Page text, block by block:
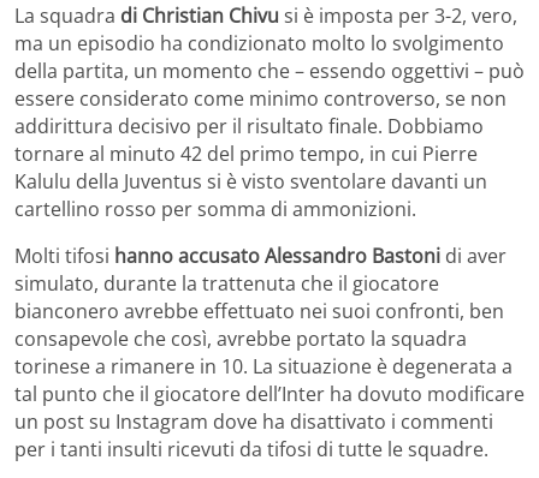
La squadra di Christian Chivu si è imposta per 3-2, vero,
ma un episodio ha condizionato molto lo svolgimento
della partita, un momento che – essendo oggettivi – può
essere considerato come minimo controverso, se non
addirittura decisivo per il risultato finale. Dobbiamo
tornare al minuto 42 del primo tempo, in cui Pierre
Kalulu della Juventus si è visto sventolare davanti un
cartellino rosso per somma di ammonizioni.
Molti tifosi hanno accusato Alessandro Bastoni di aver
simulato, durante la trattenuta che il giocatore
bianconero avrebbe effettuato nei suoi confronti, ben
consapevole che così, avrebbe portato la squadra
torinese a rimanere in 10. La situazione è degenerata a
tal punto che il giocatore dell’Inter ha dovuto modificare
un post su Instagram dove ha disattivato i commenti
per i tanti insulti ricevuti da tifosi di tutte le squadre.